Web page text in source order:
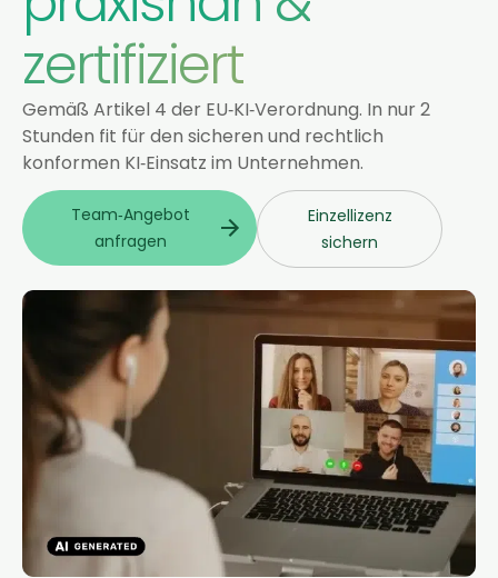
zertifiziert
Gemäß Artikel 4 der EU‑KI‑Verordnung. In nur 2
Stunden fit für den sicheren und rechtlich
konformen KI‑Einsatz im Unternehmen.
Team‑Angebot
anfragen
Einzellizenz
sichern